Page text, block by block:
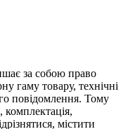
за собою право
гаму товару, технічні
повідомлення. Тому
комплектація,
містити